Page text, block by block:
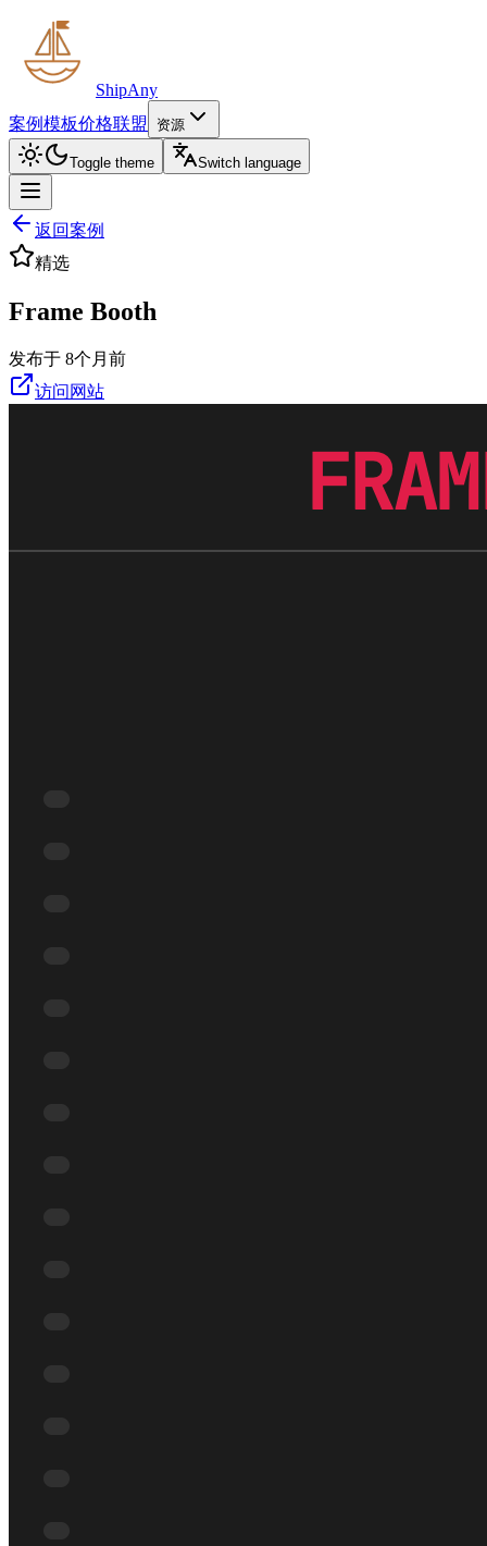
ShipAny
案例模板价格联盟 资源
Toggle theme Switch language
返回案例
精选
Frame Booth
发布于 8个月前
访问网站